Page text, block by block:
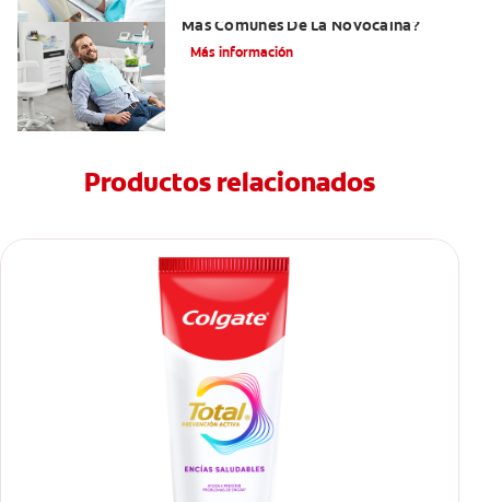
Más Comunes De La Novocaína?
Más información
Productos relacionados